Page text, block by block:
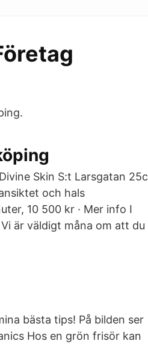
Skin S:t Larsgatan 25c
och hals
10 500 kr · Mer info I
är väldigt måna om att du
bästa tips! På bilden ser
Hos en grön frisör kan